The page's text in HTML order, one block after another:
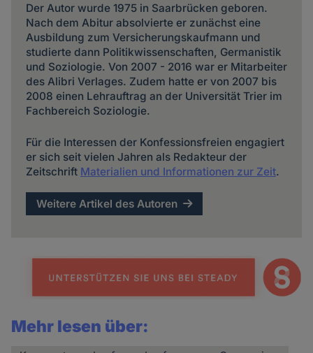
Der Autor wurde 1975 in Saarbrücken geboren.
Nach dem Abitur absolvierte er zunächst eine
Ausbildung zum Versicherungskaufmann und
studierte dann Politikwissenschaften, Germanistik
und Soziologie. Von 2007 - 2016 war er Mitarbeiter
des Alibri Verlages. Zudem hatte er von 2007 bis
2008 einen Lehrauftrag an der Universität Trier im
Fachbereich Soziologie.
Für die Interessen der Konfessionsfreien engagiert
er sich seit vielen Jahren als Redakteur der
Zeitschrift Materialien und Informationen zur Zeit.
Weitere Artikel des Autoren
Mehr lesen über: